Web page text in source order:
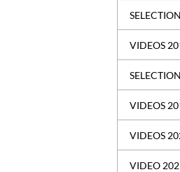
VIDEOS
VIDEOS
VIDEOS
VIDEO